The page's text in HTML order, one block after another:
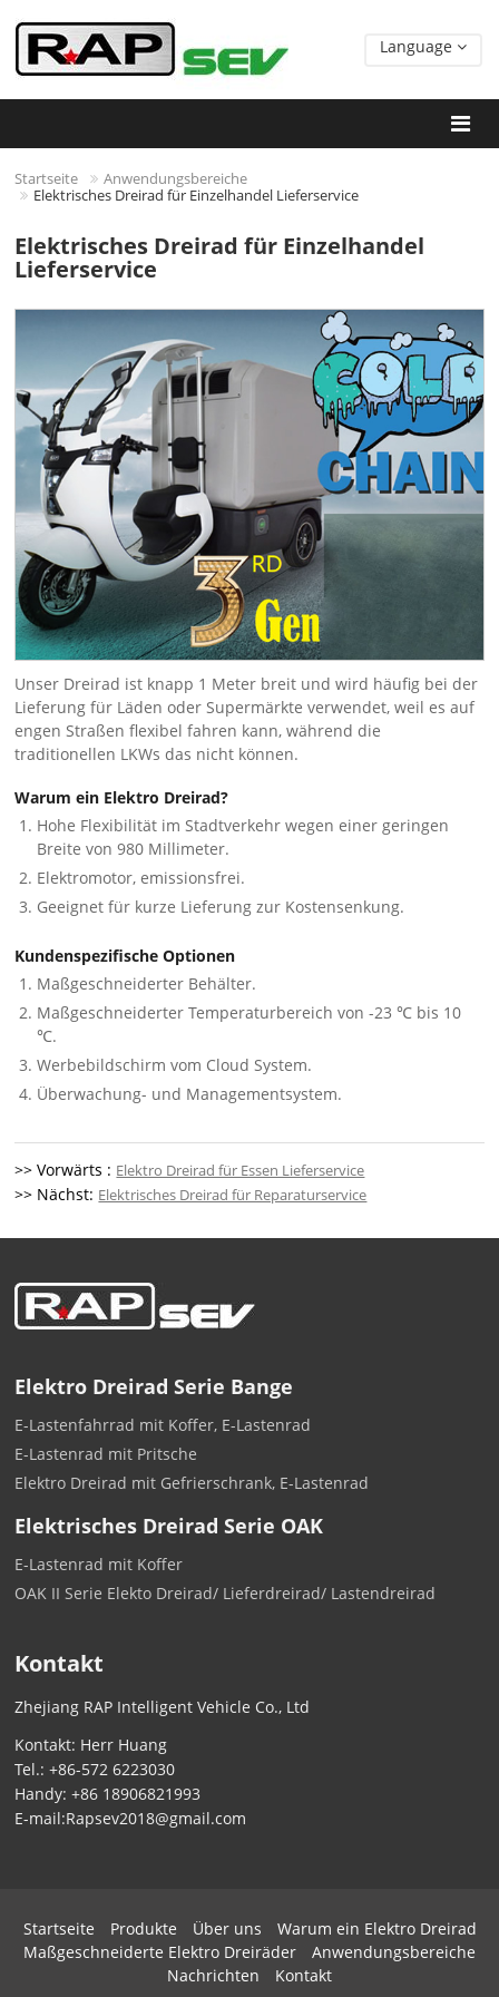
Language
Startseite
Anwendungsbereiche
Elektrisches Dreirad für Einzelhandel Lieferservice
Elektrisches Dreirad für Einzelhandel
Lieferservice
Unser Dreirad ist knapp 1 Meter breit und wird häufig bei der
Lieferung für Läden oder Supermärkte verwendet, weil es auf
engen Straßen flexibel fahren kann, während die
traditionellen LKWs das nicht können.
Warum ein Elektro Dreirad?
Hohe Flexibilität im Stadtverkehr wegen einer geringen
Breite von 980 Millimeter.
Elektromotor, emissionsfrei.
Geeignet für kurze Lieferung zur Kostensenkung.
Kundenspezifische Optionen
Maßgeschneiderter Behälter.
Maßgeschneiderter Temperaturbereich von -23 ℃ bis 10
℃.
Werbebildschirm vom Cloud System.
Überwachung- und Managementsystem.
>> Vorwärts : Elektro Dreirad für Essen Lieferservice
>> Nächst: Elektrisches Dreirad für Reparaturservice
Elektro Dreirad Serie Bange
E-Lastenfahrrad mit Koffer, E-Lastenrad
E-Lastenrad mit Pritsche
Elektro Dreirad mit Gefrierschrank, E-Lastenrad
Elektrisches Dreirad Serie OAK
E-Lastenrad mit Koffer
OAK II Serie Elekto Dreirad/ Lieferdreirad/ Lastendreirad
Kontakt
Zhejiang RAP Intelligent Vehicle Co., Ltd
Kontakt: Herr Huang
Tel.:+86-572 6223030
Handy:+86 18906821993
E-mail:Rapsev2018@gmail.com
Startseite Produkte Über uns
Warum ein Elektro Dreirad
Maßgeschneiderte Elektro Dreiräder
Anwendungsbereiche
Nachrichten
Kontakt